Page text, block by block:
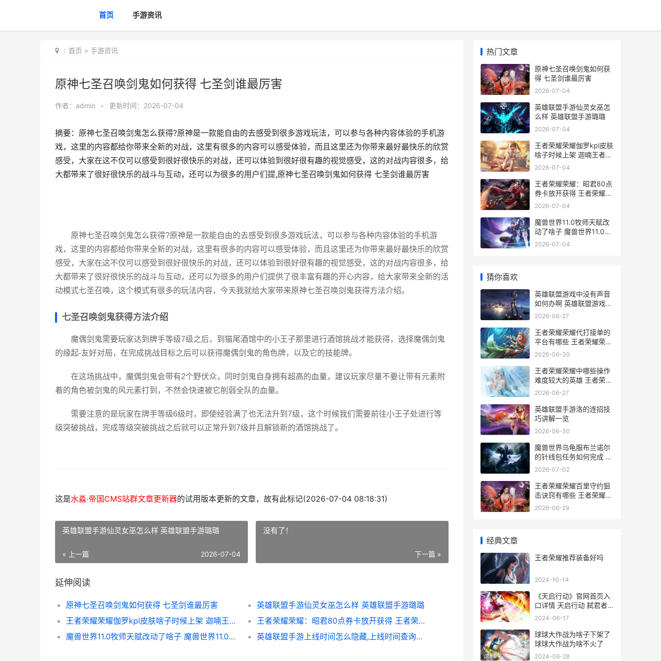
首页 手游资讯
首页 > 手游资讯
原神七圣召唤剑鬼如何获得 七圣剑谁最厉害
作者： admin • 更新时间：2026-07-04
摘要：原神七圣召唤剑鬼怎么获得?原神是一款能自由的去感受到很多游戏玩法，可以参与各种内容体验的手机游
戏，这里的内容都给你带来全新的对战，这里有很多的内容可以感受体验，而且这里还为你带来最好最快乐的欣赏
感受，大家在这不仅可以感受到很好很快乐的对战，还可以体验到很好很有趣的视觉感受，这的对战内容很多，给
大都带来了很好很快乐的战斗与互动，还可以为很多的用户们提,原神七圣召唤剑鬼如何获得 七圣剑谁最厉害
原神七圣召唤剑鬼怎么获得?原神是一款能自由的去感受到很多游戏玩法，可以参与各种内容体验的手机游
戏，这里的内容都给你带来全新的对战，这里有很多的内容可以感受体验，而且这里还为你带来最好最快乐的欣赏
感受，大家在这不仅可以感受到很好很快乐的对战，还可以体验到很好很有趣的视觉感受，这的对战内容很多，给
大都带来了很好很快乐的战斗与互动，还可以为很多的用户们提供了很丰富有趣的开心内容，给大家带来全新的活
动模式七圣召唤，这个模式有很多的玩法内容，今天我就给大家带来原神七圣召唤剑鬼获得方法介绍。
七圣召唤剑鬼获得方法介绍
魔偶剑鬼需要玩家达到牌手等级7级之后，到猫尾酒馆中的小王子那里进行酒馆挑战才能获得，选择魔偶剑鬼
的缘起-友好对局，在完成挑战目标之后可以获得魔偶剑鬼的角色牌，以及它的技能牌。
在这场挑战中，魔偶剑鬼会带有2个野伏众，同时剑鬼自身拥有超高的血量，建议玩家尽量不要让带有元素附
着的角色被剑鬼的风元素打到，不然会快速被它削弱全队的血量。
需要注意的是玩家在牌手等级6级时，即使经验满了也无法升到7级，这个时候我们需要前往小王子处进行等
级突破挑战，完成等级突破挑战之后就可以正常升到7级并且解锁新的酒馆挑战了。
这是水淼·帝国CMS站群文章更新器的试用版本更新的文章，故有此标记(2026-07-04 08:18:31)
英雄联盟手游仙灵女巫怎么样 英雄联盟手游璐璐
« 上一篇 2026-07-04
没有了！
下一篇 »
延伸阅读
原神七圣召唤剑鬼如何获得 七圣剑谁最厉害
英雄联盟手游仙灵女巫怎么样 英雄联盟手游璐璐
王者荣耀荣耀伽罗kpl皮肤啥子时候上架 迦喃王者荣耀
王者荣耀荣耀：昭君80点券卡放开获得 王者荣耀荣耀水晶多少次必出
魔兽世界11.0牧师天赋改动了啥子 魔兽世界11.0牧师
英雄联盟手游上线时间怎么隐藏,上线时间查询方法
热门文章
原神七圣召唤剑鬼如何获
得 七圣剑谁最厉害
2026-07-04
英雄联盟手游仙灵女巫怎
么样 英雄联盟手游璐璐
2026-07-04
王者荣耀荣耀伽罗kpl皮肤
啥子时候上架 迦喃王者荣
耀
2026-07-04
王者荣耀荣耀：昭君80点
券卡放开获得 王者荣耀荣
耀水晶多少次必出
2026-07-04
魔兽世界11.0牧师天赋改
动了啥子 魔兽世界11.0牧
师
2026-07-04
猜你喜欢
英雄联盟游戏中没有声音
如何办啊 英雄联盟游戏中
怎么回复好友私聊
2026-06-27
王者荣耀荣耀代打接单的
平台有哪些 王者荣耀荣耀
代言人和品牌代言人
2026-06-30
王者荣耀荣耀中哪些操作
难度较大的英雄 王者荣耀
荣耀中国节联动宣传图官
2026-06-27
英雄联盟手游洛的连招技
巧讲解一览
2026-06-30
魔兽世界乌龟服布兰诺尔
的针线包任务如何完成 魔
兽世界乌龟服艾露恩之镰
2026-07-02
王者荣耀荣耀百里守约狙
击诀窍有哪些 王者荣耀荣
耀百星图
2026-06-29
经典文章
王者荣耀推荐装备好吗
2024-10-14
《天启行动》官网首页入
口详情 天启行动 弑君者
文件
2024-06-17
球球大作战为啥子下架了
球球大作战为啥不火了
2024-06-28